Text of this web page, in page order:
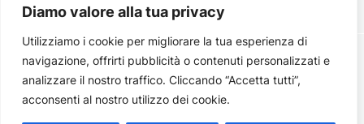
Diamo valore alla tua privacy
Utilizziamo i cookie per migliorare la tua esperienza di
navigazione, offrirti pubblicità o contenuti personalizzati e
analizzare il nostro traffico. Cliccando “Accetta tutti”,
acconsenti al nostro utilizzo dei cookie.
Copyright © 2026 Belpaese | Periodico d'informazione del
Salento - P.IVA 4637850753 - Testata registrata il 18 gennaio